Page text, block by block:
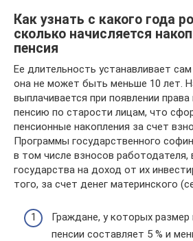
Как узнать с какого года
сколько начисляется
пенсия
Ее длительность устанавливает
она не может быть меньше 10 лет.
выплачивается при появлении
пенсию по старости лицам, что
пенсионные накопления за счет
Программы государственного
в том числе взносов работодателя,
государства на доход от их
того, за счет денег материнского
Граждане, у которых размер
пенсии составляет 5 % и